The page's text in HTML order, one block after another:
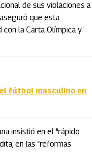
de sus violaciones a
que esta
la Carta Olímpica y
fútbol masculino en
insistió en el "rápido
en las "reformas